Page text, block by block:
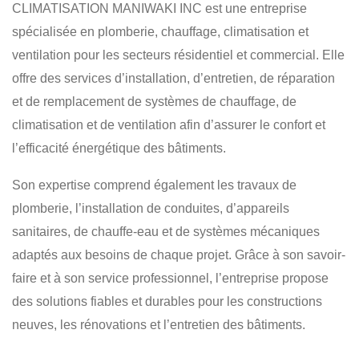
VENTILATION
ENTRETIEN
CLIMATISATION MANIWAKI INC est une entreprise
spécialisée en plomberie, chauffage, climatisation et
ventilation pour les secteurs résidentiel et commercial. Elle
offre des services d’installation, d’entretien, de réparation
et de remplacement de systèmes de chauffage, de
climatisation et de ventilation afin d’assurer le confort et
l’efficacité énergétique des bâtiments.
Son expertise comprend également les travaux de
plomberie, l’installation de conduites, d’appareils
sanitaires, de chauffe-eau et de systèmes mécaniques
adaptés aux besoins de chaque projet. Grâce à son savoir-
faire et à son service professionnel, l’entreprise propose
des solutions fiables et durables pour les constructions
neuves, les rénovations et l’entretien des bâtiments.